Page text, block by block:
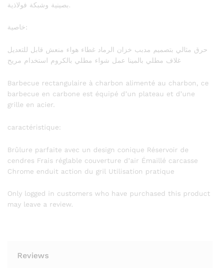
بصينية وشبكة فولاذية.
خاصية:
حرق مثالي بتصميم مدبب خزان الرماد غطاء هواء منعش قابل للتعديل
غلاف مطلي بالمينا عمل شواء مطلي بالكروم استخدام مريح
Barbecue rectangulaire à charbon alimenté au charbon, ce
barbecue en carbone est équipé d’un plateau et d’une
grille en acier.
caractéristique:
Brûlure parfaite avec un design conique Réservoir de
cendres Frais réglable couverture d’air Émaillé carcasse
Chrome enduit action du gril Utilisation pratique
Only logged in customers who have purchased this product
may leave a review.
Reviews